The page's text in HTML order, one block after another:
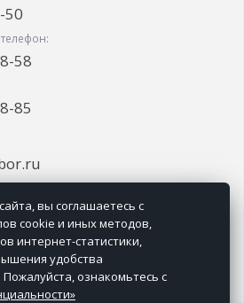
50
58
85
+ 2.00)
вы соглашаетесь с
cookie и иных методов,
интернет-статистики,
удобства
ознакомьтесь с